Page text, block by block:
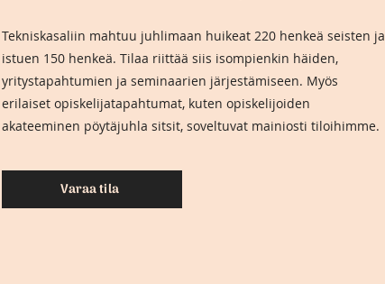
Tekniskasaliin mahtuu juhlimaan huikeat 220 henkeä seisten ja
istuen 150 henkeä. Tilaa riittää siis isompienkin häiden,
yritystapahtumien ja seminaarien järjestämiseen. Myös
erilaiset opiskelijatapahtumat, kuten opiskelijoiden
akateeminen pöytäjuhla sitsit, soveltuvat mainiosti tiloihimme.
Varaa tila